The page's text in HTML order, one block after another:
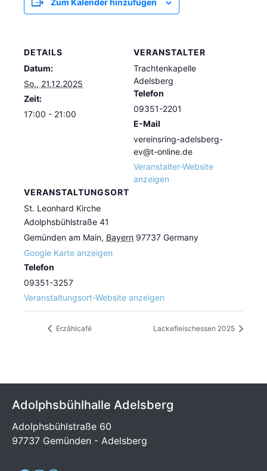
DETAILS
Datum:
So., 21.12.2025
Zeit:
17:00 - 21:00
VERANSTALTUNGSORT
St. Leonhard Kirche
Adolphsbühlstraße 41
Gemünden am Main, Bayern 97737 Germany
Google Karte anzeigen
Telefon
09351-3257
Veranstaltungsort-Website anzeigen
VERANSTALTER
Trachtenkapelle
Adelsberg
Telefon
09351-2201
E-Mail
vereinsring-adelsberg-
ev@t-online.de
Veranstalter-Website
anzeigen
Erzählcafé Lackefleischessen 2025
Adolphsbühlhalle Adelsberg
Adolphsbühlstraße 60
97737 Gemünden - Adelsberg